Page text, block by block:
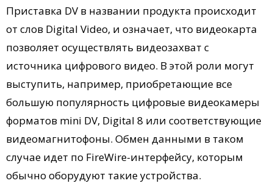
Приставка DV в названии продукта происходит
от слов Digital Video, и означает, что видеокарта
позволяет осуществлять видеозахват с
источника цифрового видео. В этой роли могут
выступить, например, приобретающие все
большую популярность цифровые видеокамеры
форматов mini DV, Digital 8 или соответствующие
видеомагнитофоны. Обмен данными в таком
случае идет по FireWire-интерфейсу, которым
обычно оборудуют такие устройства.